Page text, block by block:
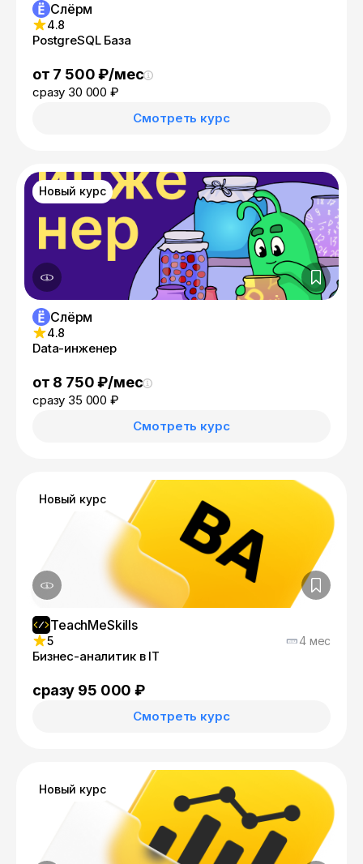
Слёрм
4.8
PostgreSQL База
от 7 500 ₽/мес
сразу 30 000 ₽
Смотреть курс
Новый курс
Слёрм
4.8
Data-инженер
от 8 750 ₽/мес
сразу 35 000 ₽
Смотреть курс
Новый курс
TeachMeSkills
5 4 мес
Бизнес-аналитик в IT
сразу 95 000 ₽
Смотреть курс
Новый курс